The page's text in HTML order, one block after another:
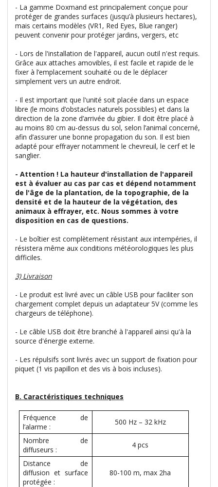
- La gamme Doxmand est principalement conçue pour
protéger de grandes surfaces (jusqu’à plusieurs hectares),
mais certains modèles (VR1, Red Eyes, Blue ranger)
peuvent convenir pour protéger jardins, vergers, etc
- Lors de l'installation de l'appareil, aucun outil n'est requis.
Grâce aux attaches amovibles, il est facile et rapide de le
fixer à l’emplacement souhaité ou de le déplacer
simplement vers un autre endroit.
- Il est important que l'unité soit placée dans un espace
libre (le moins d’obstacles naturels possibles) et dans la
direction de la zone d’arrivée du gibier. Il doit être placé à
au moins 80 cm au-dessus du sol, selon l’animal concerné,
afin d’assurer une bonne propagation du son. Il est bien
adapté pour effrayer notamment le chevreuil, le cerf et le
sanglier.
- Attention ! La hauteur d'installation de l'appareil
est à évaluer au cas par cas et dépend notamment
de l'âge de la plantation, de la topographie, de la
densité et de la hauteur de la végétation, des
animaux à effrayer, etc. Nous sommes à votre
disposition en cas de questions.
- Le boîtier est complètement résistant aux intempéries, il
résistera même aux conditions météorologiques les plus
difficiles.
3) Livraison
- Le produit est livré avec un câble USB pour faciliter son
chargement complet depuis un adaptateur 5V (comme les
chargeurs de téléphone).
- Le câble USB doit être branché à l'appareil ainsi qu'à la
source d'énergie externe.
- Les répulsifs sont livrés avec un support de fixation pour
piquet (1 vis papillon et des vis à bois incluses).
B. Caractéristiques techniques
Fréquence de
l’alarme :
500 Hz – 32 kHz
Nombre de
diffuseurs :
4 pcs
Distance de
diffusion et surface
protégée :
80-100 m, max 2ha